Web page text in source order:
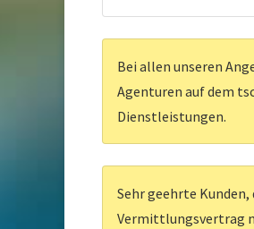
Bei allen unseren
Agenturen auf dem
Dienstleistungen.
Sehr geehrte
Vermittlungsvertrag